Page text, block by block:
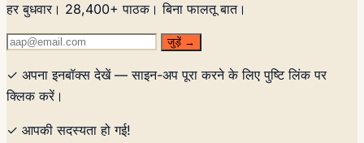
हर बुधवार। 28,400+ पाठक। बिना फालतू बात।
जुड़ें →
✓ अपना इनबॉक्स देखें — साइन-अप पूरा करने के लिए पुष्टि लिंक पर
क्लिक करें।
✓ आपकी सदस्यता हो गई!